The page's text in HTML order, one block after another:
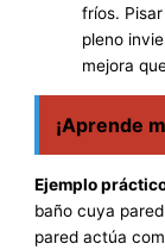
fríos.
pleno
mejora
¡Aprende
Ejemplo
baño cuya
pared actúa